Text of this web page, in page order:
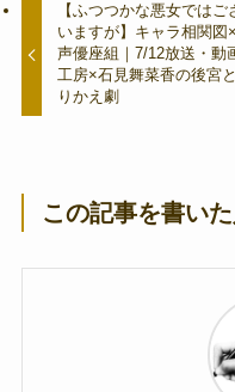
【ふつつかな悪女ではご
いますが】キャラ相関図×
声優座組｜7/12放送・動
工房×石見舞菜香の後宮と
りかえ劇
この記事を書いた